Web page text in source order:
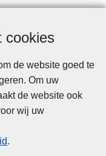
cookies
de website goed te
Om uw
de website ook
wij uw
.